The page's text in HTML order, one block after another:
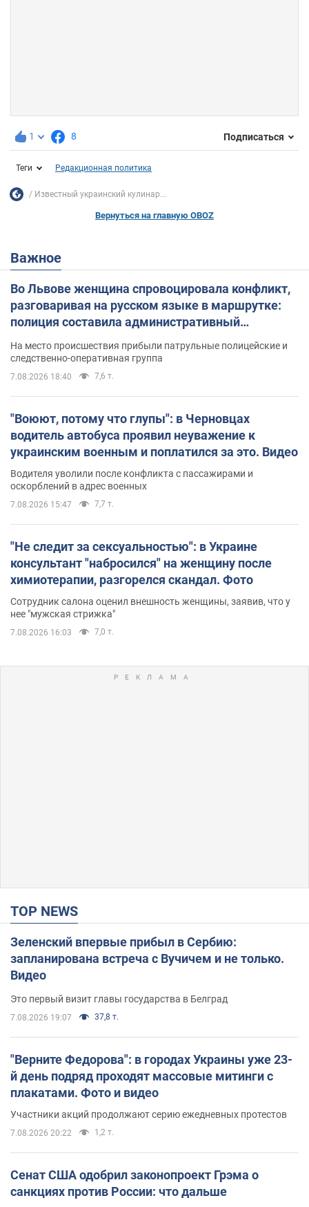
1 8 Подписаться
Теги Редакционная политика
Известный украинский кулинар...
Вернуться на главную OBOZ
Важное
Во Львове женщина спровоцировала конфликт,
разговаривая на русском языке в маршрутке:
полиция составила административный
На место происшествия прибыли патрульные полицейские и
следственно-оперативная группа
7.08.2026 18:40 7,6 т.
"Воюют, потому что глупы": в Черновцах
водитель автобуса проявил неуважение к
украинским военным и поплатился за это. Видео
Водителя уволили после конфликта с пассажирами и
оскорблений в адрес военных
7.08.2026 15:47 7,7 т.
"Не следит за сексуальностью": в Украине
консультант "набросился" на женщину после
химиотерапии, разгорелся скандал. Фото
Сотрудник салона оценил внешность женщины, заявив, что у
нее "мужская стрижка"
7.08.2026 16:03 7,0 т.
TOP NEWS
Зеленский впервые прибыл в Сербию:
запланирована встреча с Вучичем и не только.
Видео
Это первый визит главы государства в Белград
7.08.2026 19:07 37,8 т.
"Верните Федорова": в городах Украины уже 23-
й день подряд проходят массовые митинги с
плакатами. Фото и видео
Участники акций продолжают серию ежедневных протестов
7.08.2026 20:22 1,2 т.
Сенат США одобрил законопроект Грэма о
санкциях против России: что дальше